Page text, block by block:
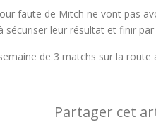
faute de Mitch ne vont pas
leur résultat et finir
de 3 matchs sur la
Partager cet